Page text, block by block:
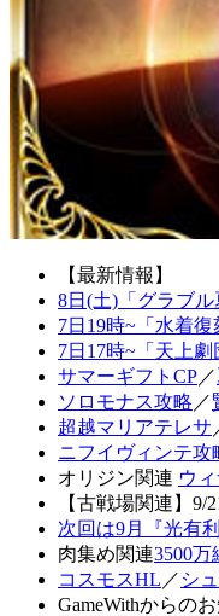
【最新情報】
8日(土)「グラブル
7日19時~「水着
7日17時~「天上劇
サマーギフトCP／
ソロモナス攻略 ／
超越マリアテレサ
ニフイヴィンテ攻
オリジン関連 ウ
【古戦場関連】9/
次回は9月『光有
肉集め関連3500万
コスモスHL ／ シ
GameWithからの